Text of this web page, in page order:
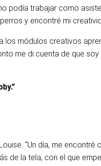
podía trabajar como
y encontré mi
módulos creativos
me di cuenta de que
“Un día, me
de la tela, con el que